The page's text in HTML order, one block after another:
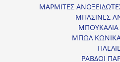
ΜΑΡΜΙΤΕΣ
ΜΠΑΣΙΝΕΣ
ΜΠΟΥΚΑΛΙΑ
ΜΠΩΛ
ΡΑΒΔΟΙ